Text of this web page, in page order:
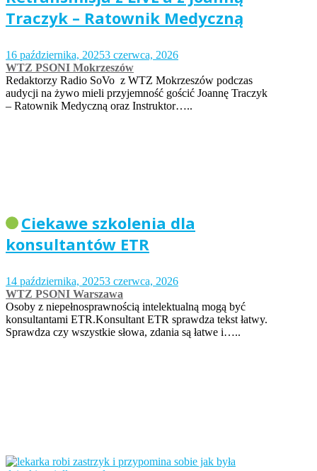
Traczyk – Ratownik Medyczną
16 października, 20253 czerwca, 2026
WTZ PSONI Mokrzeszów
Redaktorzy Radio SoVo z WTZ Mokrzeszów podczas
audycji na żywo mieli przyjemność gościć Joannę Traczyk
– Ratownik Medyczną oraz Instruktor…..
Ciekawe szkolenia dla
konsultantów ETR
14 października, 20253 czerwca, 2026
WTZ PSONI Warszawa
Osoby z niepełnosprawnością intelektualną mogą być
konsultantami ETR.Konsultant ETR sprawdza tekst łatwy.
Sprawdza czy wszystkie słowa, zdania są łatwe i…..